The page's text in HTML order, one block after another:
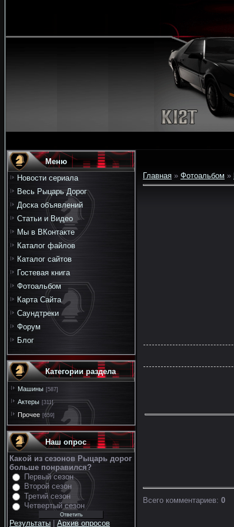
Меню
Новости сериала
Весь Рыцарь Дорог
Доска объявлений
Статьи и Видео
Мы в ВКонтакте
Каталог файлов
Каталог сайтов
Гостевая книга
Фотоальбом
Карта Сайта
Саундтреки
Форум
Блог
Категории раздела
Машины [587]
Актеры [311]
Прочее [659]
Наш опрос
Какой из сезонов Рыцарь дорог
больше понравился?
Первый сезон
Второй сезон
Третий сезон
Четвертый сезон
Результаты
Архив опросов
Главная » Фотоальбом »
Всего комментариев: 0